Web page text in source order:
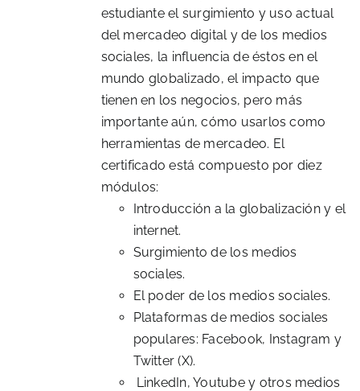
estudiante el surgimiento y uso actual
del mercadeo digital y de los medios
sociales, la influencia de éstos en el
mundo globalizado, el impacto que
tienen en los negocios, pero más
importante aún, cómo usarlos como
herramientas de mercadeo. El
certificado está compuesto por diez
módulos:
Introducción a la globalización y el
internet.
Surgimiento de los medios
sociales.
El poder de los medios sociales.
Plataformas de medios sociales
populares: Facebook, Instagram y
Twitter (X).
LinkedIn, Youtube y otros medios